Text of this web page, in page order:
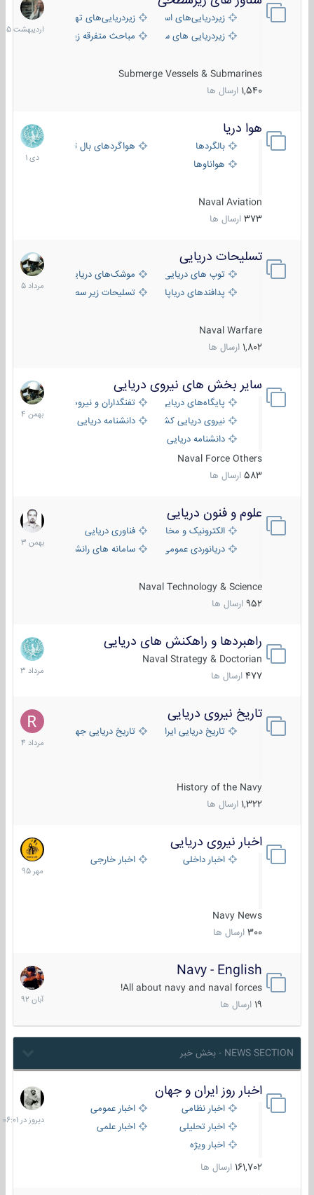
زیردریایی‌های استراتژیکزیردریایی‌های تهاجمی
زیردریایی های سبک
مباحث متفرقه زیرسطحی
Submerge Vessels & Submarines
1,540 ارسال ها
1405
هوا دریا
بالگردها
هواگردهای بال ثابت
هواناوها
Naval Aviation
373 ارسال ها
12
دی
1401
تسلیحات دریایی
توپ های دریایی
موشک‌های دریایی
پدافندهای دریاپایه
تسلیحات زیر سطحی
Naval Warfare
1,802 ارسال ها
2
مرداد
1405
سایر بخش های نیروی دریایی
پایگاه‌های دریایی
تفنگداران و نیروهای ویژه‌ی دریایی
نیروی دریایی کشورهای مختلفدانشنامه دریایی
دانشنامه دریایی کپی
Naval Force Others
583 ارسال ها
22
بهمن
1404
علوم و فنون دریایی
الکترونیک و مخابرات دریاییفناوری دریایی
دریانوردی عمومی
سامانه های رانشی دریایی
Naval Technology & Science
952 ارسال ها
6
بهمن
1403
راهبردها و راهکنش های دریایی
Naval Strategy & Doctorian
477 ارسال ها
2
مرداد
1403
تاریخ نیروی دریایی
تاریخ دریایی ایران تاریخ دریایی جهان
History of the Navy
1,322 ارسال ها
16
مرداد
1404
اخبار نیروی دریایی
اخبار داخلی اخبار خارجی
Navy News
300 ارسال ها
27
مهر
1395
Navy - English
All about navy and naval forces!
ارسال ها
22
آبان
1392
NEWS SECTION - بخش خبر
اخبار روز ایران و جهان
اخبار نظامی
اخبار عمومی
اخبار تحلیلی
اخبار علمی
اخبار ویژه
161,702 ارسال ها
دیروز
در
06:01